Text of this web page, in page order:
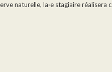
naturelle, la·e stagiaire réalisera